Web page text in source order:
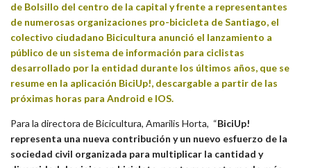
de Bolsillo del centro de la capital y frente a representantes
de numerosas organizaciones pro-bicicleta de Santiago, el
colectivo ciudadano Bicicultura anunció el lanzamiento a
público de un sistema de información para ciclistas
desarrollado por la entidad durante los últimos años, que se
resume en la aplicación BiciUp!, descargable a partir de las
próximas horas para Android e IOS.
Para la directora de Bicicultura, Amarilis Horta, “BiciUp!
representa una nueva contribución y un nuevo esfuerzo de la
sociedad civil organizada para multiplicar la cantidad y